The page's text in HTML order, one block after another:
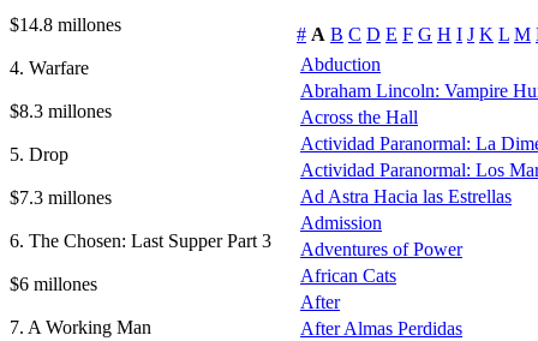
$14.8 millones
4. Warfare
$8.3 millones
5. Drop
$7.3 millones
6. The Chosen: Last Supper Part 3
$6 millones
7. A Working Man
# A B C D E F G H I J K L M
Abduction
Abraham Lincoln: Vampire
Across the Hall
Actividad Paranormal: La
Actividad Paranormal: Los
Ad Astra Hacia las Estrellas
Admission
Adventures of Power
African Cats
After
After Almas Perdidas